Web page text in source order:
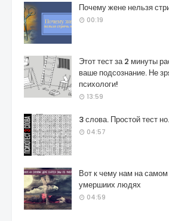
Почему жене нельзя
00:19
Этот тест за 2 минуты
ваше подсознание. Не
психологи!
13:59
3 слова. Простой тест
04:57
Вот к чему нам на
умершиих людях
04:59